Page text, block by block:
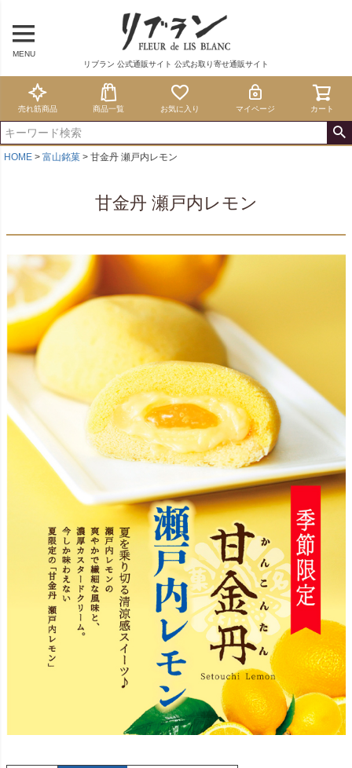
MENU
リブラン 公式通販サイト 公式お取り寄せ通販サイト
売れ筋商品 商品一覧 お気に入り マイページ カート
HOME 富山銘菓 甘金丹 瀬戸内レモン
甘金丹 瀬戸内レモン